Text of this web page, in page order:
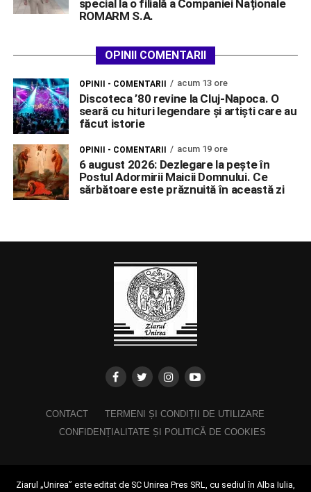
special la o filială a Companiei Naționale
ROMARM S.A.
OPINII COMENTARII
OPINII - COMENTARII acum 13 ore
Discoteca ’80 revine la Cluj-Napoca. O
seară cu hituri legendare și artiști care au
făcut istorie
OPINII - COMENTARII acum 19 ore
6 august 2026: Dezlegare la pește în
Postul Adormirii Maicii Domnului. Ce
sărbătoare este prăznuită în această zi
CONTACT
TERMENI ȘI CONDIȚII DE UTILIZARE
CONFIDENȚIALITATE ȘI POLITICĂ DE COOKIES
Ziarul „Unirea” este editat de SC Unirea Pres SRL, cu sediul în Alba Iulia,